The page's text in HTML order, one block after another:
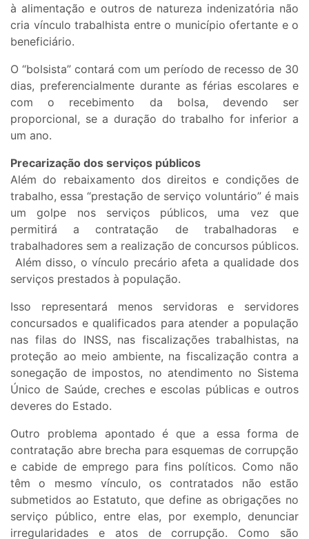
à alimentação e outros de natureza indenizatória não
cria vínculo trabalhista entre o município ofertante e o
beneficiário.
O “bolsista” contará com um período de recesso de 30
dias, preferencialmente durante as férias escolares e
com o recebimento da bolsa, devendo ser
proporcional, se a duração do trabalho for inferior a
um ano.
Precarização dos serviços públicos
Além do rebaixamento dos direitos e condições de
trabalho, essa “prestação de serviço voluntário” é mais
um golpe nos serviços públicos, uma vez que
permitirá a contratação de trabalhadoras e
trabalhadores sem a realização de concursos públicos.
Além disso, o vínculo precário afeta a qualidade dos
serviços prestados à população.
Isso representará menos servidoras e servidores
concursados e qualificados para atender a população
nas filas do INSS, nas fiscalizações trabalhistas, na
proteção ao meio ambiente, na fiscalização contra a
sonegação de impostos, no atendimento no Sistema
Único de Saúde, creches e escolas públicas e outros
deveres do Estado.
Outro problema apontado é que a essa forma de
contratação abre brecha para esquemas de corrupção
e cabide de emprego para fins políticos. Como não
têm o mesmo vínculo, os contratados não estão
submetidos ao Estatuto, que define as obrigações no
serviço público, entre elas, por exemplo, denunciar
irregularidades e atos de corrupção. Como são